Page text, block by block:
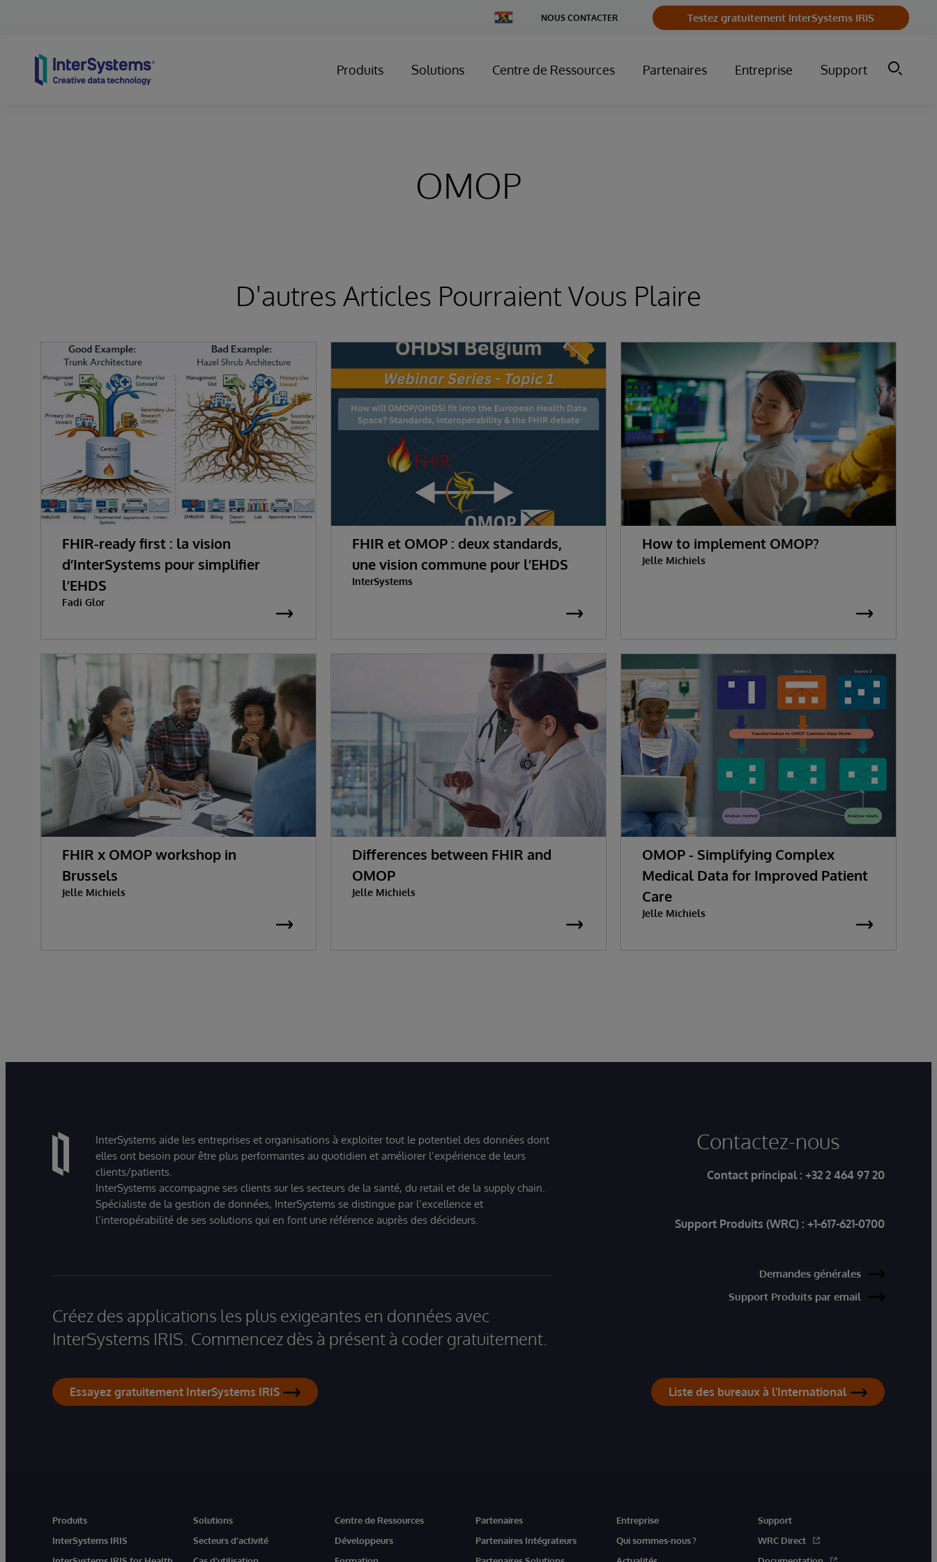
Change
Country
NOUS CONTACTER Testez gratuitement InterSystems IRIS
Produits Solutions Centre de Ressources Partenaires Entreprise Support
OMOP
D'autres Articles Pourraient Vous Plaire
FHIR-ready first : la vision
d’InterSystems pour simplifier
l’EHDS
Fadi Glor
FHIR et OMOP : deux standards,
une vision commune pour l’EHDS
InterSystems
How to implement OMOP?
Jelle Michiels
FHIR x OMOP workshop in
Brussels
Jelle Michiels
Differences between FHIR and
OMOP
Jelle Michiels
OMOP - Simplifying Complex
Medical Data for Improved Patient
Care
Jelle Michiels
InterSystems aide les entreprises et organisations à exploiter tout le potentiel des données dont
elles ont besoin pour être plus performantes au quotidien et améliorer l’expérience de leurs
clients/patients.
InterSystems accompagne ses clients sur les secteurs de la santé, du retail et de la supply chain.
Spécialiste de la gestion de données, InterSystems se distingue par l’excellence et
l’interopérabilité de ses solutions qui en font une référence auprès des décideurs.
Créez des applications les plus exigeantes en données avec
InterSystems IRIS. Commencez dès à présent à coder gratuitement.
Essayez gratuitement InterSystems IRIS
Contactez-nous
Contact principal : +32 2 464 97 20
Support Produits (WRC) : +1-617-621-0700
Demandes générales
Support Produits par email
Liste des bureaux à l'International
Produits
InterSystems IRIS
Solutions
Secteurs d'activité
Centre de Ressources
Développeurs
Partenaires
Partenaires Intégrateurs
Entreprise
Qui sommes-nous ?
Support
WRC Direct